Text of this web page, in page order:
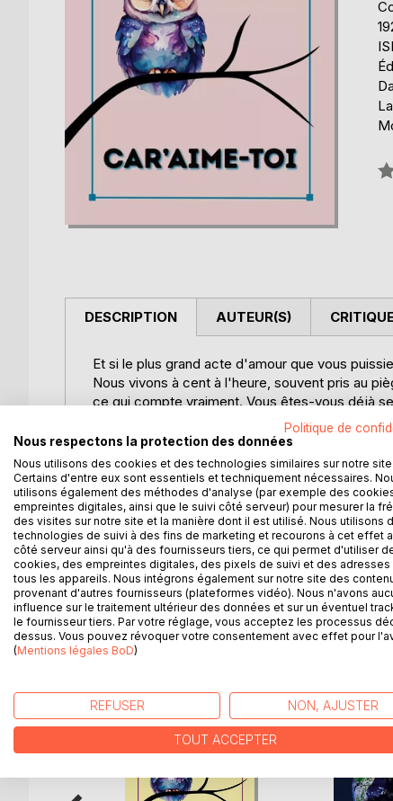
DESCRIPTION
Et si le plus grand acte d'amour que vous
Nous vivons à cent à l'heure, souvent pris au
ce qui compte vraiment. Vous êtes-vous déjà
sentiment d'en faire toujours trop pour les
Car'Aime-Toi est un programme structuré de
votre relation avec vous-même. Loin d'être un
Chaque jour, à travers de petits jeûnes et de
que vous recherchez depuis toujours.
Le « Car'Aime-Toi » n'est pas une fin. C'est le
propre priorité.
Êtes-vous prêt·e à vous offrir le cadeau le
AUTEUR(S)
D’AUTRES TITRES À
Politique de
Nous respectons la protection des données
Nous utilisons des cookies et des technologies similaires sur notre
Certains d'entre eux sont essentiels et techniquement nécessaires.
utilisons également des méthodes d'analyse (par exemple des
empreintes digitales, ainsi que le suivi côté serveur) pour mesurer la
des visites sur notre site et la manière dont il est utilisé. Nous utilisons
technologies de suivi à des fins de marketing et recourons à cet effet
côté serveur ainsi qu'à des fournisseurs tiers, ce qui permet d'utiliser
cookies, des empreintes digitales, des pixels de suivi et des adresses
tous les appareils. Nous intégrons également sur notre site des
provenant d'autres fournisseurs (plateformes vidéo). Nous n'avons
influence sur le traitement ultérieur des données et sur un éventuel
le fournisseur tiers. Par votre réglage, vous acceptez les processus
dessus. Vous pouvez révoquer votre consentement avec effet pour
(Mentions légales BoD)
REFUSER NON, AJUSTER
TOUT ACCEPTER